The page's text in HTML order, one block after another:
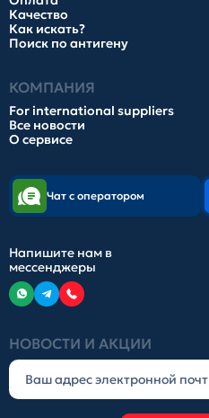
Качество
Как искать?
Поиск по антигену
КОМПАНИЯ
For international suppliers
Все новости
О сервисе
НОВОСТИ И АКЦИИ
Чат с оператором
Напишите нам в
мессенджеры